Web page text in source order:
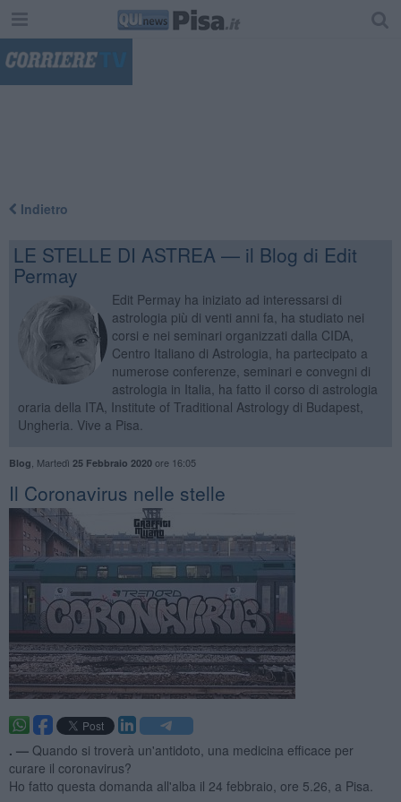
Indietro
LE STELLE DI ASTREA — il Blog di Edit
Permay
Edit Permay ha iniziato ad interessarsi di
astrologia più di venti anni fa, ha studiato nei
corsi e nei seminari organizzati dalla CIDA,
Centro Italiano di Astrologia, ha partecipato a
numerose conferenze, seminari e convegni di
astrologia in Italia, ha fatto il corso di astrologia
oraria della ITA, Institute of Traditional Astrology di Budapest,
Ungheria. Vive a Pisa.
Blog Martedì 25 Febbraio 2020ore 16:05
Il Coronavirus nelle stelle
. — Quando si troverà un'antidoto, una medicina efficace per
curare il coronavirus?
Ho fatto questa domanda all'alba il 24 febbraio, ore 5.26, a Pisa.